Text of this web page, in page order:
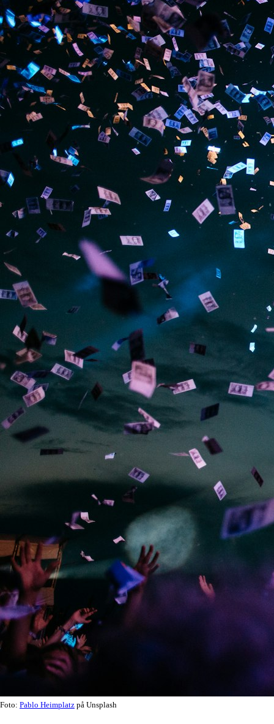
Foto: Pablo Heimplatz på Unsplash